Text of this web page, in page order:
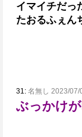
イマイチだっ
たおるふぇん
31: 名無し 2023/07/
ぶっかけ